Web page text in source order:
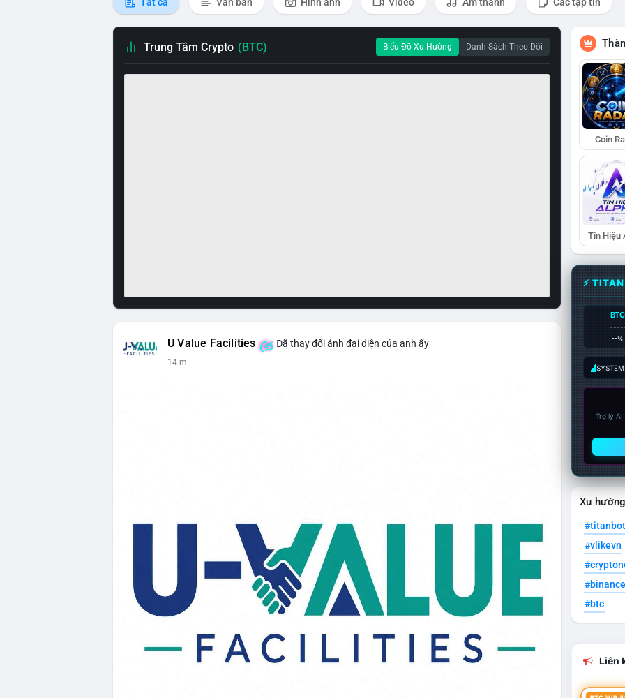
Trung Tâm Crypto (BTC) Biểu Đồ Xu Hướng Danh Sách Theo Dõi
U Value Facilities Đã thay đổi ảnh đại diện của anh ấy
14 m
Coin
Tín Hiệu
⚡
BTC
--%
Trợ lý
Xu
#titanbot
#vlikevn
#btc
Liên